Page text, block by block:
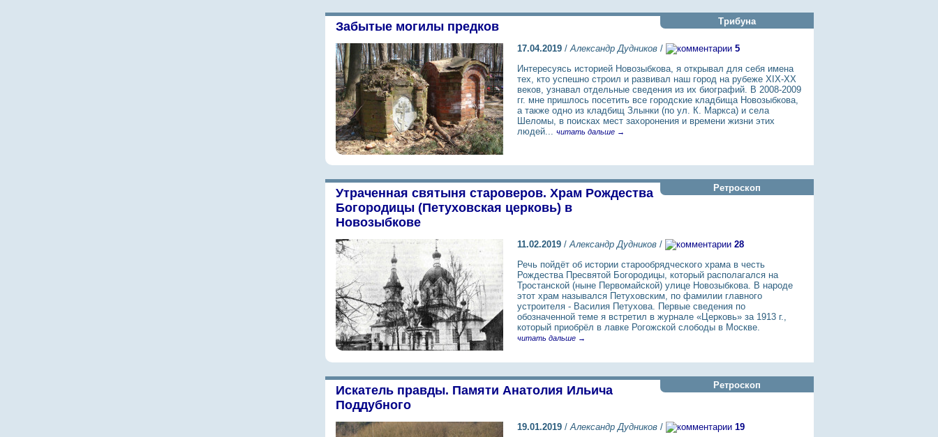
Трибуна
Забытые могилы предков
17.04.2019 /Александр Дудников /
5
Интересуясь историей Новозыбкова, я открывал для себя имена
тех, кто успешно строил и развивал наш город на рубеже XIX-XX
веков, узнавал отдельные сведения из их биографий. В 2008-2009
гг. мне пришлось посетить все городские кладбища Новозыбкова,
а также одно из кладбищ Злынки (по ул. К. Маркса) и села
Шеломы, в поисках мест захоронения и времени жизни этих
людей... читать дальше →
Ретроскоп
Утраченная святыня староверов. Храм Рождества
Богородицы (Петуховская церковь) в
Новозыбкове
11.02.2019 /Александр Дудников /
28
Речь пойдёт об истории старообрядческого храма в честь
Рождества Пресвятой Богородицы, который располагался на
Тростанской (ныне Первомайской) улице Новозыбкова. В народе
этот храм назывался Петуховским, по фамилии главного
устроителя - Василия Петухова. Первые сведения по
обозначенной теме я встретил в журнале «Церковь» за 1913 г.,
который приобрёл в лавке Рогожской слободы в Москве.
читать дальше →
Ретроскоп
Искатель правды. Памяти Анатолия Ильича
Поддубного
19.01.2019 /Александр Дудников / 19